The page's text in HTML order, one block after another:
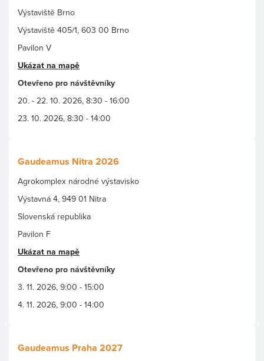
Výstaviště Brno
Výstaviště 405/1, 603 00 Brno
Pavilon V
Ukázat na mapě
Otevřeno pro návštěvníky
20. - 22. 10. 2026, 8:30 - 16:00
23. 10. 2026, 8:30 - 14:00
Gaudeamus Nitra 2026
Agrokomplex národné výstavisko
Výstavná 4, 949 01 Nitra
Slovenská republika
Pavilon F
Ukázat na mapě
Otevřeno pro návštěvníky
3. 11. 2026, 9:00 - 15:00
4. 11. 2026, 9:00 - 14:00
Gaudeamus Praha 2027